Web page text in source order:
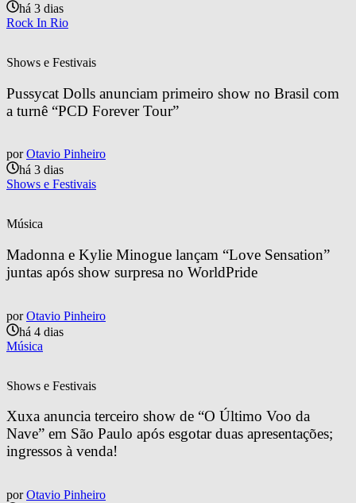
há 3 dias
Rock In Rio
Shows e Festivais
Pussycat Dolls anunciam primeiro show no Brasil com
a turnê “PCD Forever Tour”
por Otavio Pinheiro
há 3 dias
Shows e Festivais
Música
Madonna e Kylie Minogue lançam “Love Sensation”
juntas após show surpresa no WorldPride
por Otavio Pinheiro
há 4 dias
Música
Shows e Festivais
Xuxa anuncia terceiro show de “O Último Voo da
Nave” em São Paulo após esgotar duas apresentações;
ingressos à venda!
por Otavio Pinheiro